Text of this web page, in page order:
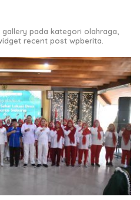
pada kategori olahraga,
recent post wpberita.